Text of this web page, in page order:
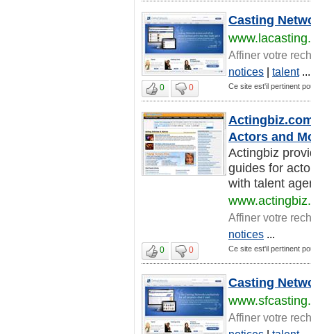
Casting
Affiner votre
notices | talent...
0 0 Ce site est'il pertinent
Actors and
Actingbiz
guides for
with talent
Affiner votre
notices ...
0 0 Ce site est'il pertinent
Casting
Affiner votre